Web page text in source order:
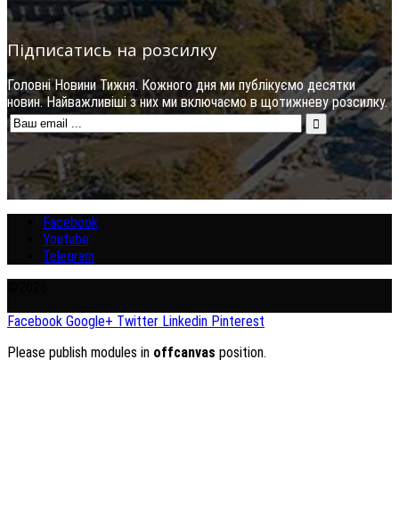
Підписатись на розсилку
Головні Новини Тижня. Кожного дня ми публікуємо десятки
новин. Найважливіші з них ми включаємо в щотижневу розсилку.
Facebook
Youtube
Telegram
Facebook Google+ Twitter Linkedin Pinterest
Please publish modules in offcanvas position.